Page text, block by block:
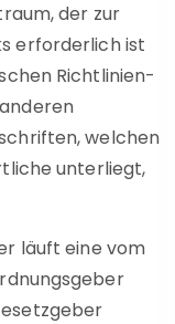
der zur
erforderlich ist
Richtlinien-
welchen
unterliegt,
läuft eine vom